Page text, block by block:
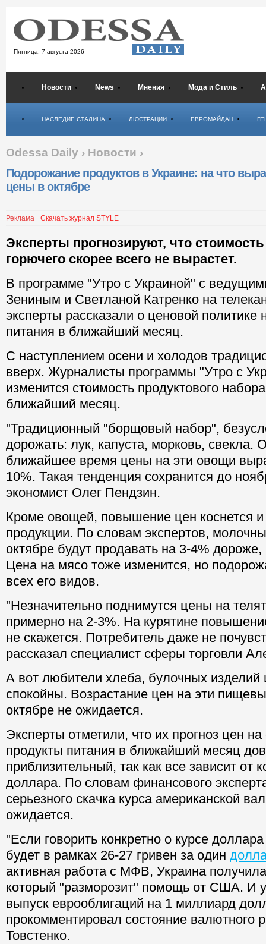
Пятница, 7 августа 2026
Новости News Мнения Мода и Стиль
НАСЛЕДИЕ СТАЛИНА ЛЮСТРАЦИИ ЕВРОМАЙДАН
Odessa Daily › Новости ›
Подорожание продуктов в Украине: на что
цены в октябре
Реклама Скачать журнал STYLE
Эксперты прогнозируют, что
горючего скорее всего не вырастет.
В программе "Утро с Украиной" с
Зениным и Светланой Катренко на
эксперты рассказали о ценовой политике
питания в ближайший месяц.
С наступлением осени и холодов
вверх. Журналисты программы "Утро с
изменится стоимость продуктового
ближайший месяц.
"Традиционный "борщовый набор",
дорожать: лук, капуста, морковь, свекла.
ближайшее время цены на эти овощи
10%. Такая тенденция сохранится до
экономист Олег Пендзин.
Кроме овощей, повышение цен коснется
продукции. По словам экспертов,
октябре будут продавать на 3-4%
Цена на мясо тоже изменится, но
всех его видов.
"Незначительно поднимутся цены на
примерно на 2-3%. На курятине
не скажется. Потребитель даже не
рассказал специалист сферы торговли
А вот любители хлеба, булочных изделий
спокойны. Возрастание цен на эти
октябре не ожидается.
Эксперты отметили, что их прогноз цен
продукты питания в ближайший месяц
приблизительный, так как все зависит от
доллара. По словам финансового
серьезного скачка курса американской
ожидается.
"Если говорить конкретно о курсе
будет в рамках 26-27 гривен за один
активная работа с МФВ, Украина
который "разморозит" помощь от США. И
выпуск еврооблигаций на 1 миллиард
прокомментировал состояние валютного
Товстенко.